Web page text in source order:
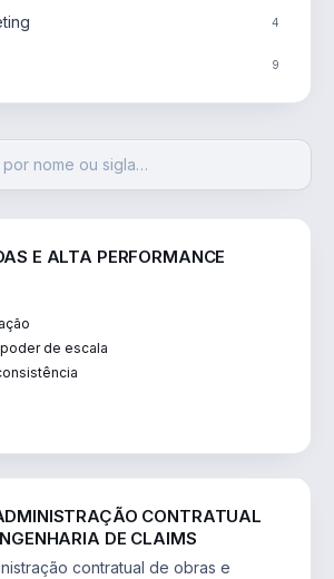
4
9
E ALTA PERFORMANCE
de escala
CONTRATUAL
DE CLAIMS
contratual de obras e